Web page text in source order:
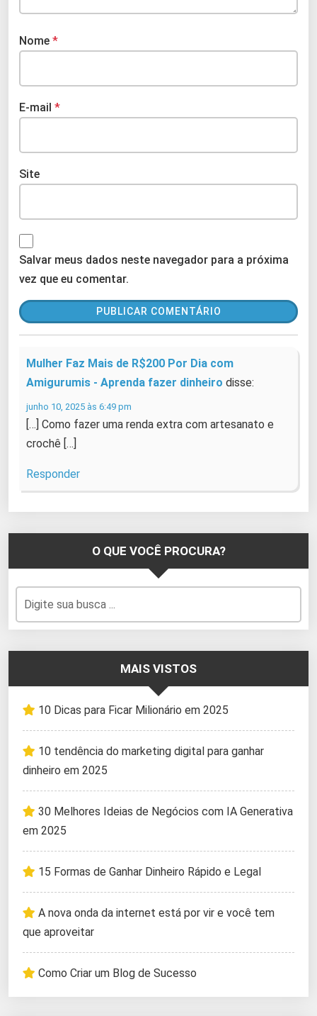
Nome *
E-mail *
Site
Salvar meus dados neste navegador para a próxima
vez que eu comentar.
Mulher Faz Mais de R$200 Por Dia com
Amigurumis - Aprenda fazer dinheiro disse:
junho 10, 2025 às 6:49 pm
[…] Como fazer uma renda extra com artesanato e
crochê […]
Responder
O QUE VOCÊ PROCURA?
MAIS VISTOS
10 Dicas para Ficar Milionário em 2025
10 tendência do marketing digital para ganhar
dinheiro em 2025
30 Melhores Ideias de Negócios com IA Generativa
em 2025
15 Formas de Ganhar Dinheiro Rápido e Legal
A nova onda da internet está por vir e você tem
que aproveitar
Como Criar um Blog de Sucesso